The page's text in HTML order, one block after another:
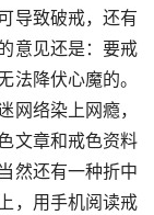
导致破戒，还有
意见还是：要戒
法降伏心魔的。
网络染上网瘾，
文章和戒色资料
然还有一种折中
，用手机阅读戒